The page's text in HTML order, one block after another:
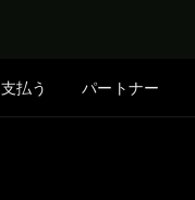
支払う パートナー